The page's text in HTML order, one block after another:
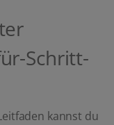
Schritt-
kannst du